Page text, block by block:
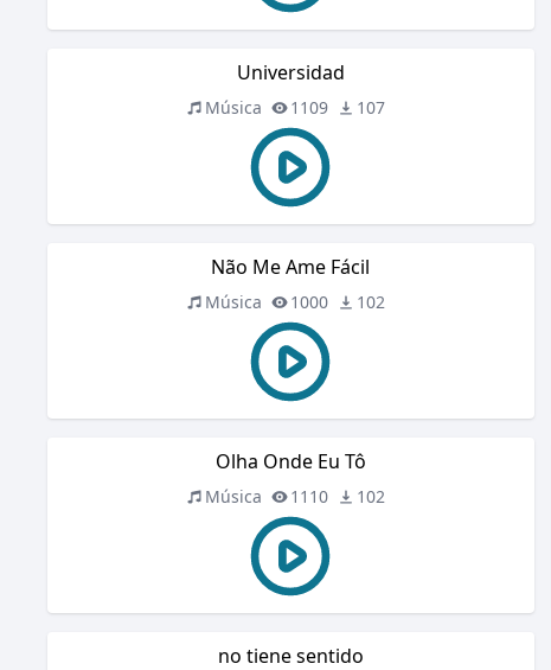
Universidad
Música 1109 107
Não Me Ame Fácil
Música 1000 102
Olha Onde Eu Tô
Música 1110 102
no tiene sentido